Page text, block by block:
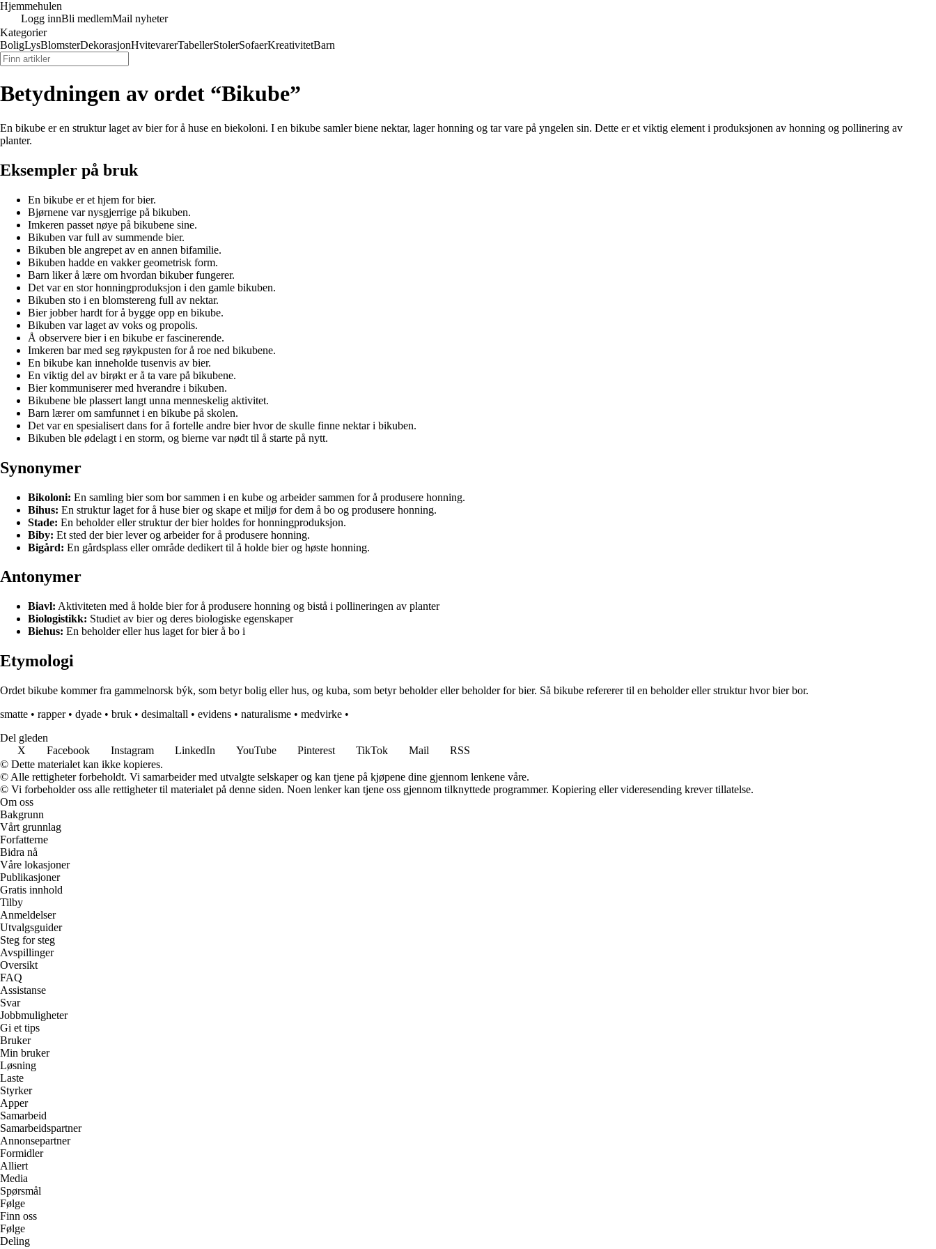
Hjemmehulen
Logg innBli medlemMail nyheter
Kategorier
BoligLysBlomsterDekorasjonHvitevarerTabellerStolerSofaerKreativitetBarn
Betydningen av ordet “Bikube”
En bikube er en struktur laget av bier for å huse en biekoloni. I en bikube samler biene nektar, lager honning og tar vare på yngelen sin. Dette er et viktig element i produksjonen av honning og pollinering av
planter.
Eksempler på bruk
En bikube er et hjem for bier.
Bjørnene var nysgjerrige på bikuben.
Imkeren passet nøye på bikubene sine.
Bikuben var full av summende bier.
Bikuben ble angrepet av en annen bifamilie.
Bikuben hadde en vakker geometrisk form.
Barn liker å lære om hvordan bikuber fungerer.
Det var en stor honningproduksjon i den gamle bikuben.
Bikuben sto i en blomstereng full av nektar.
Bier jobber hardt for å bygge opp en bikube.
Bikuben var laget av voks og propolis.
Å observere bier i en bikube er fascinerende.
Imkeren bar med seg røykpusten for å roe ned bikubene.
En bikube kan inneholde tusenvis av bier.
En viktig del av birøkt er å ta vare på bikubene.
Bier kommuniserer med hverandre i bikuben.
Bikubene ble plassert langt unna menneskelig aktivitet.
Barn lærer om samfunnet i en bikube på skolen.
Det var en spesialisert dans for å fortelle andre bier hvor de skulle finne nektar i bikuben.
Bikuben ble ødelagt i en storm, og bierne var nødt til å starte på nytt.
Synonymer
Bikoloni: En samling bier som bor sammen i en kube og arbeider sammen for å produsere honning.
Bihus: En struktur laget for å huse bier og skape et miljø for dem å bo og produsere honning.
Stade: En beholder eller struktur der bier holdes for honningproduksjon.
Biby: Et sted der bier lever og arbeider for å produsere honning.
Bigård: En gårdsplass eller område dedikert til å holde bier og høste honning.
Antonymer
Biavl: Aktiviteten med å holde bier for å produsere honning og bistå i pollineringen av planter
Biologistikk: Studiet av bier og deres biologiske egenskaper
Biehus: En beholder eller hus laget for bier å bo i
Etymologi
Ordet bikube kommer fra gammelnorsk býk, som betyr bolig eller hus, og kuba, som betyr beholder eller beholder for bier. Så bikube refererer til en beholder eller struktur hvor bier bor.
smatte • rapper• dyade • bruk • desimaltall • evidens • naturalisme • medvirke •
Del gleden
X
Facebook Instagram LinkedIn YouTube Pinterest TikTok Mail
RSS
© Dette materialet kan ikke kopieres.
© Alle rettigheter forbeholdt. Vi samarbeider med utvalgte selskaper og kan tjene på kjøpene dine gjennom lenkene våre.
© Vi forbeholder oss alle rettigheter til materialet på denne siden. Noen lenker kan tjene oss gjennom tilknyttede programmer. Kopiering eller videresending krever tillatelse.
Om oss
Bakgrunn
Vårt grunnlag
Forfatterne
Bidra nå
Våre lokasjoner
Publikasjoner
Gratis innhold
Tilby
Anmeldelser
Utvalgsguider
Steg for steg
Avspillinger
Oversikt
FAQ
Assistanse
Svar
Jobbmuligheter
Gi et tips
Bruker
Min bruker
Løsning
Laste
Styrker
Apper
Samarbeid
Samarbeidspartner
Annonsepartner
Formidler
Alliert
Media
Spørsmål
Følge
Finn oss
Følge
Deling